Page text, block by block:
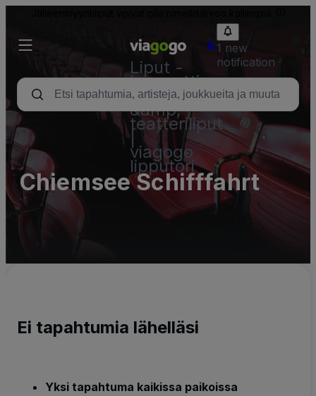
Liput -
konsertti,
urheilu
&amp;
teatteriliput
viagogo
lipputori
1 new
notification
Chiemsee Schifffahrt
Ei tapahtumia lähelläsi
Yksi tapahtuma kaikissa paikoissa